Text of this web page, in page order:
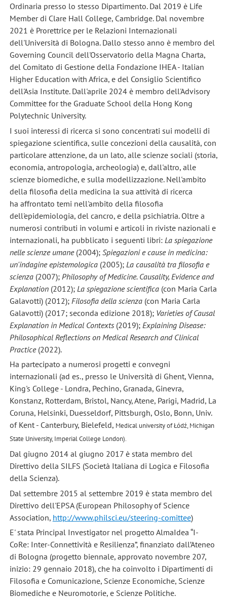
Ordinaria presso lo stesso Dipartimento. Dal 2019 è Life
Member di Clare Hall College, Cambridge. Dal novembre
2021 è Prorettrice per le Relazioni Internazionali
dell'Università di Bologna. Dallo stesso anno è membro del
Governing Council dell'Osservatorio della Magna Charta,
del Comitato di Gestione della Fondazione IHEA - Italian
Higher Education with Africa, e del Consiglio Scientifico
dell'Asia Institute. Dall'aprile 2024 è membro dell'Advisory
Committee for the Graduate School della Hong Kong
Polytechnic University.
I suoi interessi di ricerca si sono concentrati sui modelli di
spiegazione scientifica, sulle concezioni della causalità, con
particolare attenzione, da un lato, alle scienze sociali (storia,
economia, antropologia, archeologia) e, dall'altro, alle
scienze biomediche, e sulla modellizzazione. Nell'ambito
della filosofia della medicina la sua attività di ricerca
ha affrontato temi nell'ambito della filosofia
dell'epidemiologia, del cancro, e della psichiatria. Oltre a
numerosi contributi in volumi e articoli in riviste nazionali e
internazionali, ha pubblicato i seguenti libri: La spiegazione
nelle scienze umane(2004); Spiegazioni e cause in medicina:
un'indagine epistemologica(2005); La causalità tra filosofia e
scienza(2007); Philosophy of Medicine. Causality, Evidence and
Explanation(2012); La spiegazione scientifica (con Maria Carla
Galavotti) (2012); Filosofia della scienza(con Maria Carla
Galavotti) (2017; seconda edizione 2018); Varieties of Causal
Explanation in Medical Contexts(2019); Explaining Disease:
Philosophical Reflections on Medical Research and Clinical
Practice(2022).
Ha partecipato a numerosi progetti e convegni
internazionali (ad es., presso le Università di Ghent, Vienna,
King's College - Londra, Pechino, Granada, Ginevra,
Konstanz, Rotterdam, Bristol, Nancy, Atene, Parigi, Madrid, La
Coruna, Helsinki, Duesseldorf, Pittsburgh, Oslo, Bonn, Univ.
of Kent - Canterbury, Bielefeld, Medical university of Łódź, Michigan
State University, Imperial College London).
Dal giugno 2014 al giugno 2017 è stata membro del
Direttivo della SILFS (Società Italiana di Logica e Filosofia
della Scienza).
Dal settembre 2015 al settembre 2019 è stata membro del
Direttivo dell'EPSA (European Philosophy of Science
Association, http://www.philsci.eu/steering-comittee)
E' stata Principal Investigator nel progetto AlmaIdea “I-
CoRe: Inter-Connettività e Resilienza”, finanziato dall’Ateneo
di Bologna (progetto biennale, approvato novembre 207,
inizio: 29 gennaio 2018), che ha coinvolto i Dipartimenti di
Filosofia e Comunicazione, Scienze Economiche, Scienze
Biomediche e Neuromotorie, e Scienze Politiche.